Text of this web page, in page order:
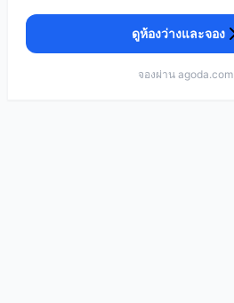
ดูห้องว่างและจอง
จองผ่าน agoda.com